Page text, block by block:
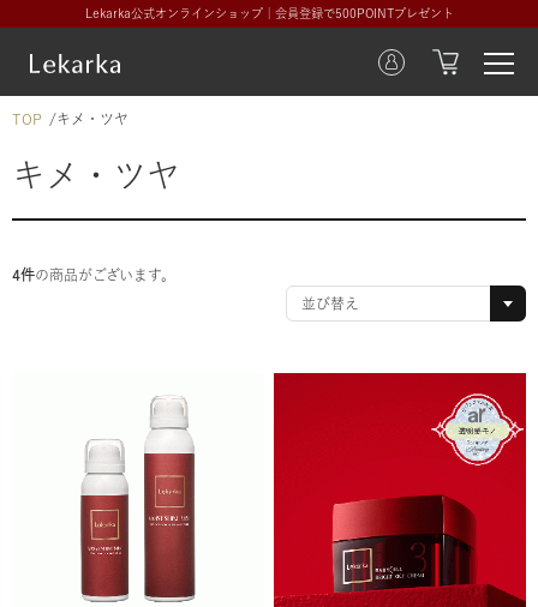
Lekarka公式オンラインショップ｜会員登録で500POINTプレゼント
TOP キメ・ツヤ
キメ・ツヤ
4件の商品がございます。